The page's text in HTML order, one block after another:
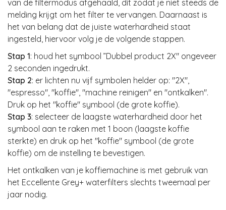
van de filtermodus afgehaald, dit zodat je niet steeds de
melding krijgt om het filter te vervangen. Daarnaast is
het van belang dat de juiste waterhardheid staat
ingesteld, hiervoor volg je de volgende stappen.
Stap 1: houd het symbool ”Dubbel product 2X" ongeveer
2 seconden ingedrukt.
Stap 2: er lichten nu vijf symbolen helder op: "2X",
"espresso", "koffie", "machine reinigen" en "ontkalken".
Druk op het "koffie" symbool (de grote koffie).
Stap 3: selecteer de laagste waterhardheid door het
symbool aan te raken met 1 boon (laagste koffie
sterkte) en druk op het "koffie" symbool (de grote
koffie) om de instelling te bevestigen.
Het ontkalken van je koffiemachine is met gebruik van
het Eccellente Grey+ waterfilters slechts tweemaal per
jaar nodig.